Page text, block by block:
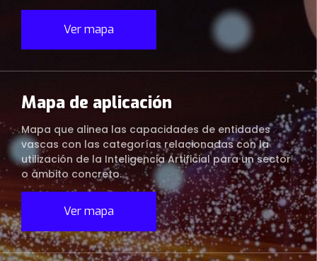
Ver mapa
Mapa de aplicación
Mapa que alinea las capacidades de entidades
vascas con las categorías relacionadas con la
utilización de la Inteligencia Artificial para un sector
o ámbito concreto.
Ver mapa